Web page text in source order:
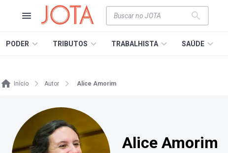
PODER TRIBUTOS TRABALHISTA SAÚDE
Início Autor Alice Amorim
Alice Amorim